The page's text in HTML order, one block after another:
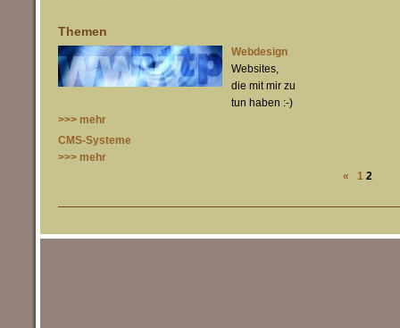
Themen
Webdesign
Websites,
die mit mir zu
tun haben :-)
>>> mehr
CMS-Systeme
>>> mehr
«
1 2